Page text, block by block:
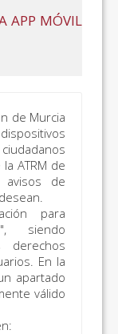
APP MÓVIL
de Murcia
ATRM de
de
para
siendo
derechos
En la
apartado
válido